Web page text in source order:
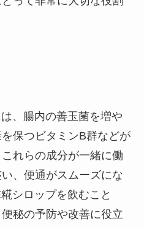
、腸内の善玉菌を増や
保つビタミンB群などが
れらの成分が一緒に働
、便通がスムーズにな
シロップを飲むこと
秘の予防や改善に役立